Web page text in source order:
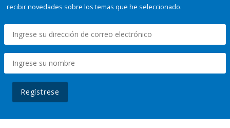
recibir novedades sobre los temas que he seleccionado.
Regístrese